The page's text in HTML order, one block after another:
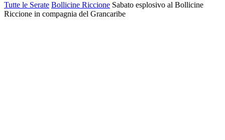
Tutte le Serate Bollicine Riccione Sabato esplosivo al Bollicine
Riccione in compagnia del Grancaribe